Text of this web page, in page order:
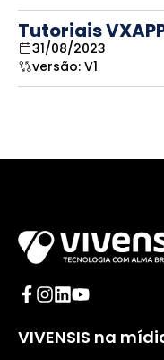
Tutoriais
31/08/2023
versão: V1
Acesse o
Acesse o
Acesse o
Acesse o
VIVENSIS na